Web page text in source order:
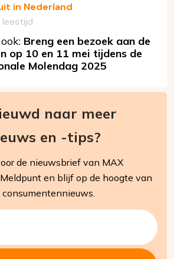
in Nederland
leestijd
Breng een bezoek aan de
op 10 en 11 mei tijdens de
Molendag 2025
naar meer
en -tips?
de nieuwsbrief van MAX
en blijf op de hoogte van